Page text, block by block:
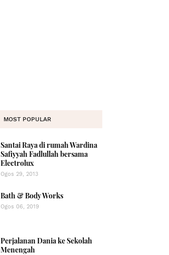
MOST POPULAR
Santai Raya di rumah Wardina
Safiyyah Fadlullah bersama
Electrolux
Ogos 29, 2013
Bath & Body Works
Ogos 06, 2019
Perjalanan Dania ke Sekolah
Menengah